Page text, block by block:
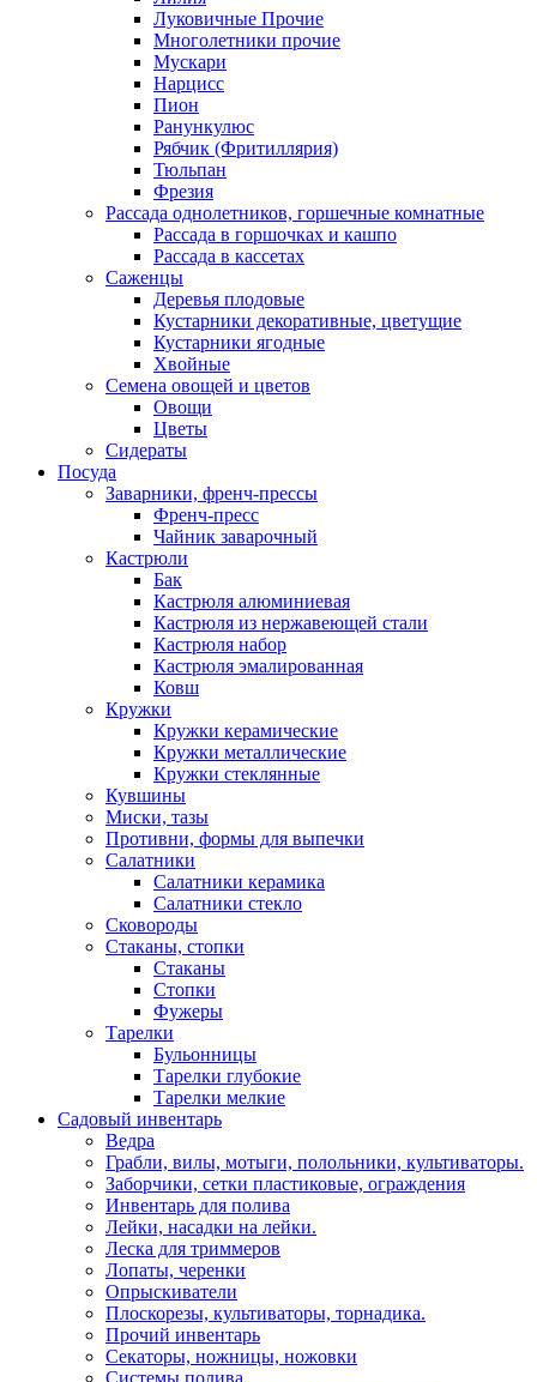
Луковичные Прочие
Многолетники прочие
Мускари
Нарцисс
Пион
Ранункулюс
Рябчик (Фритиллярия)
Тюльпан
Фрезия
Рассада однолетников, горшечные комнатные
Рассада в горшочках и кашпо
Рассада в кассетах
Саженцы
Деревья плодовые
Кустарники декоративные, цветущие
Кустарники ягодные
Хвойные
Семена овощей и цветов
Овощи
Цветы
Сидераты
Посуда
Заварники, френч-прессы
Френч-пресс
Чайник заварочный
Кастрюли
Бак
Кастрюля алюминиевая
Кастрюля из нержавеющей стали
Кастрюля набор
Кастрюля эмалированная
Ковш
Кружки
Кружки керамические
Кружки металлические
Кружки стеклянные
Кувшины
Миски, тазы
Противни, формы для выпечки
Салатники
Салатники керамика
Салатники стекло
Сковороды
Стаканы, стопки
Стаканы
Стопки
Фужеры
Тарелки
Бульонницы
Тарелки глубокие
Тарелки мелкие
Садовый инвентарь
Ведра
Грабли, вилы, мотыги, полольники, культиваторы.
Заборчики, сетки пластиковые, ограждения
Инвентарь для полива
Лейки, насадки на лейки.
Леска для триммеров
Лопаты, черенки
Опрыскиватели
Плоскорезы, культиваторы, торнадика.
Прочий инвентарь
Секаторы, ножницы, ножовки